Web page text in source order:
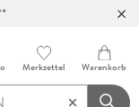
Merkzettel Warenkorb